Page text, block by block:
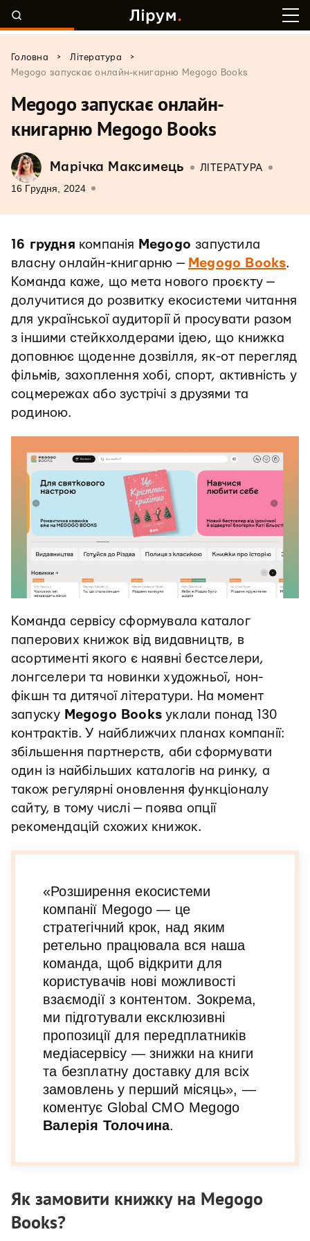
Головна > Література
>
Megogo запускає онлайн-книгарню Megogo Books
Megogo запускає онлайн-
книгарню Megogo Books
Марічка Максимець ЛІТЕРАТУРА
16 Грудня, 2024
16 грудня компанія Megogo запустила
власну онлайн-книгарню — Megogo Books.
Команда каже, що мета нового проєкту —
долучитися до розвитку екосистеми читання
для української аудиторії й просувати разом
з іншими стейкхолдерами ідею, що книжка
доповнює щоденне дозвілля, як-от перегляд
фільмів, захоплення хобі, спорт, активність у
соцмережах або зустрічі з друзями та
родиною.
Команда сервісу сформувала каталог
паперових книжок від видавництв, в
асортименті якого є наявні бестселери,
лонгселери та новинки художньої, нон-
фікшн та дитячої літератури. На момент
запуску Megogo Books уклали понад 130
контрактів. У найближчих планах компанії:
збільшення партнерств, аби сформувати
один із найбільших каталогів на ринку, а
також регулярні оновлення функціоналу
сайту, в тому числі — поява опції
рекомендацій схожих книжок.
«Розширення екосистеми
компанії Megogo — це
стратегічний крок, над яким
ретельно працювала вся наша
команда, щоб відкрити для
користувачів нові можливості
взаємодії з контентом. Зокрема,
ми підготували ексклюзивні
пропозиції для передплатників
медіасервісу — знижки на книги
та безплатну доставку для всіх
замовлень у перший місяць», —
коментує Global CMO Megogo
Валерія Толочина.
Як замовити книжку на Megogo
Books?